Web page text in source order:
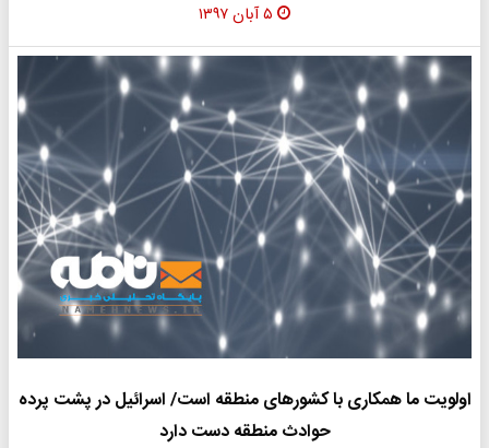
۵ آبان ۱۳۹۷
اولویت ما همکاری با کشورهای منطقه است/ اسرائیل در پشت پرده
حوادث منطقه دست دارد